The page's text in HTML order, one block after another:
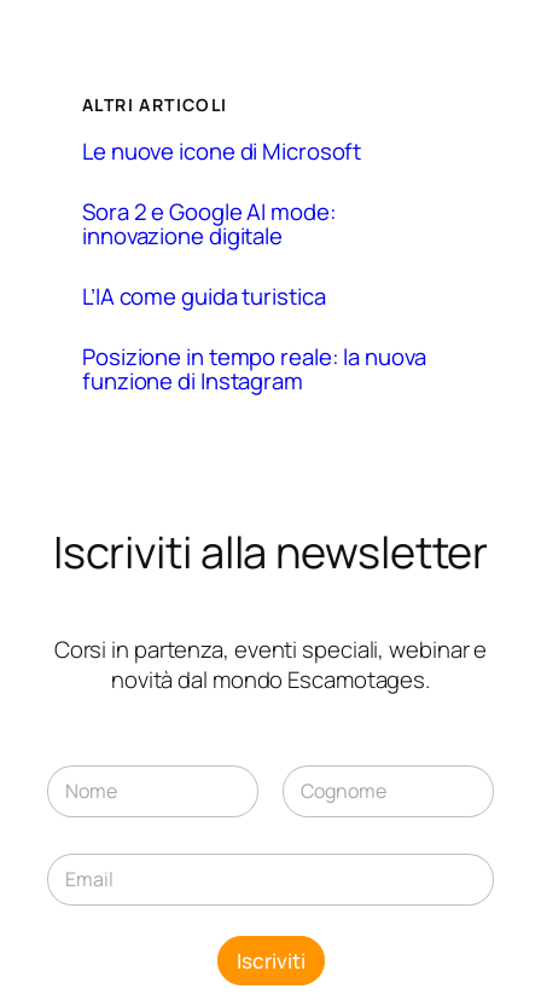
ALTRI ARTICOLI
Le nuove icone di Microsoft
Sora 2 e Google AI mode:
innovazione digitale
L’IA come guida turistica
Posizione in tempo reale: la nuova
funzione di Instagram
Iscriviti alla newsletter
Corsi in partenza, eventi speciali, webinar e
novità dal mondo Escamotages.
N
o
m
*
*
a
i
E
m
Iscriviti